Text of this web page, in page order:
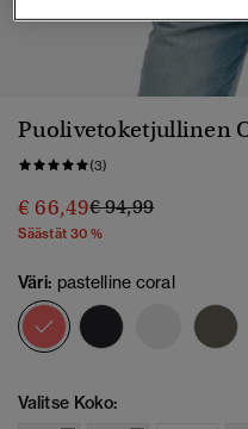
1 2
Puolivetoketjullinen
(3)
€ 66,49Hinta alennettu
€ 94,99hintaan
Säästät 30 %
Väri: pastelline coral
valittu
Valitse Koko: